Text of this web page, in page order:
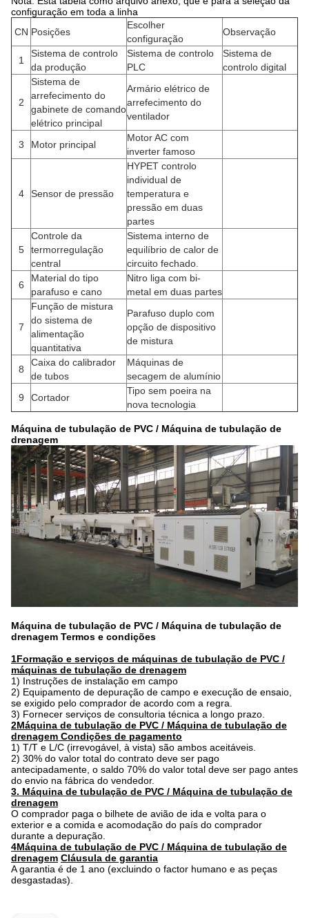
configuração em toda a linha
CN Posições
Escolher
configuração
Observação
1
Sistema de controlo
da produção
Sistema de controlo
PLC
Sistema de
controlo digital
2
Sistema de
arrefecimento do
gabinete de comando
elétrico principal
Armário elétrico de
arrefecimento do
ventilador
3 Motor principal
Motor AC com
inverter famoso
4 Sensor de pressão
HYPET controlo
individual de
temperatura e
pressão em duas
partes
5
Controle da
termorregulação
central
Sistema interno de
equilíbrio de calor de
circuito fechado.
6
Material do tipo
parafuso e cano
Nitro liga com bi-
metal em duas partes
7
Função de mistura
do sistema de
alimentação
quantitativa
Parafuso duplo com
opção de dispositivo
de mistura
8
Caixa do calibrador
de tubos
Máquinas de
secagem de alumínio
9
Cortador
Tipo sem poeira na
nova tecnologia
Máquina de tubulação de PVC / Máquina de tubulação de
drenagem
Máquina de tubulação de PVC / Máquina de tubulação de
drenagem Termos e condições
1Formação e serviços de máquinas de tubulação de PVC /
máquinas de tubulação de drenagem
1) Instruções de instalação em campo
2) Equipamento de depuração de campo e execução de ensaio,
se exigido pelo comprador de acordo com a regra.
3) Fornecer serviços de consultoria técnica a longo prazo.
2Máquina de tubulação de PVC / Máquina de tubulação de
drenagem Condições de pagamento
1) T/T e L/C (irrevogável, à vista) são ambos aceitáveis.
2) 30% do valor total do contrato deve ser pago
antecipadamente, o saldo 70% do valor total deve ser pago antes
do envio na fábrica do vendedor.
3. Máquina de tubulação de PVC / Máquina de tubulação de
drenagem
O comprador paga o bilhete de avião de ida e volta para o
exterior e a comida e acomodação do país do comprador
durante a depuração.
4Máquina de tubulação de PVC / Máquina de tubulação de
drenagem Cláusula de garantia
A garantia é de 1 ano (excluindo o factor humano e as peças
desgastadas).